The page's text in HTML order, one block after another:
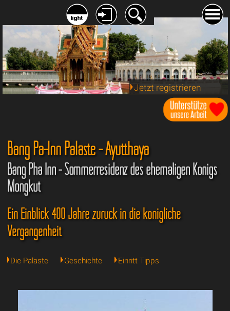
Jetzt registrieren
Bang Pa-Inn Paläste - Ayutthaya
Bang Pha Inn - Sommerresidenz des ehemaligen Königs
Mongkut
Ein Einblick 400 Jahre zurück in die königliche
Vergangenheit
Die Paläste Geschichte Einritt Tipps